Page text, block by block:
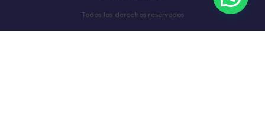
Todos los derechos reservados